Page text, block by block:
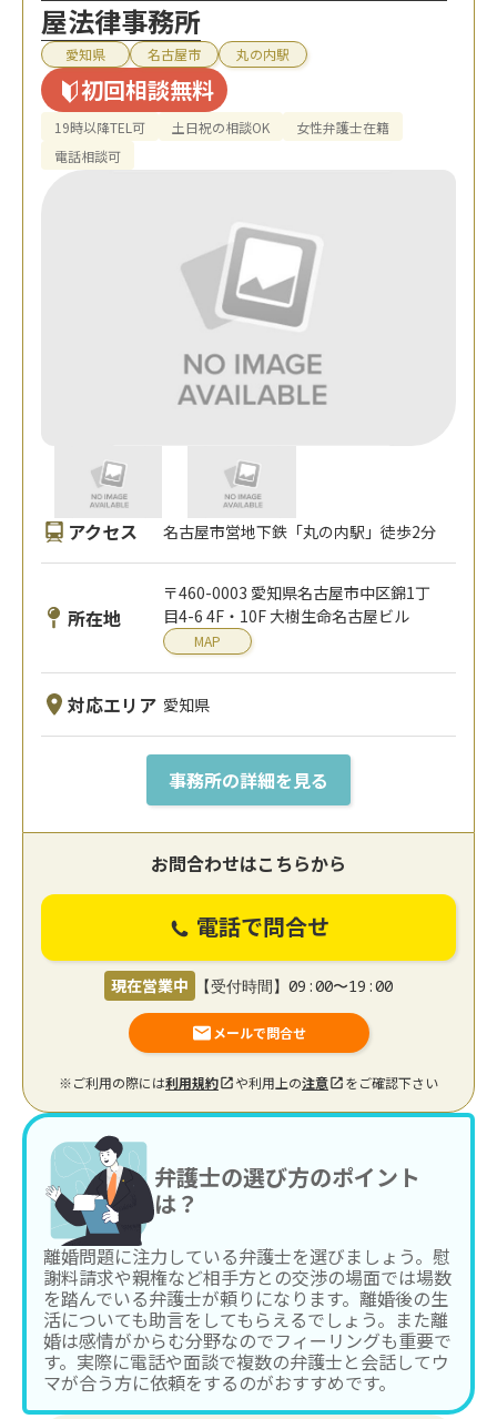
屋法律事務所
愛知県 名古屋市 丸の内駅
初回相談無料
19時以降TEL可 土日祝の相談OK
女性弁護士在籍
電話相談可
アクセス 名古屋市営地下鉄「丸の内駅」徒歩2分
所在地
〒460-0003 愛知県名古屋市中区錦1丁
目4-6 4F・10F 大樹生命名古屋ビル
MAP
対応エリア 愛知県
事務所の詳細を見る
お問合わせはこちらから
電話で問合せ
現在営業中 【受付時間】09:00〜19:00
メールで問合せ
※ご利用の際には利用規約 や利用上の注意 をご確認下さい
弁護士の選び方のポイント
は？
離婚問題に注力している弁護士を選びましょう。慰
謝料請求や親権など相手方との交渉の場面では場数
を踏んでいる弁護士が頼りになります。離婚後の生
活についても助言をしてもらえるでしょう。また離
婚は感情がからむ分野なのでフィーリングも重要で
す。実際に電話や面談で複数の弁護士と会話してウ
マが合う方に依頼をするのがおすすめです。